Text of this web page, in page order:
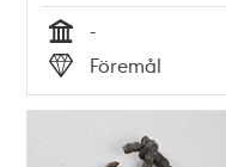
Akalla.
Tid
-
Typ
Föremål